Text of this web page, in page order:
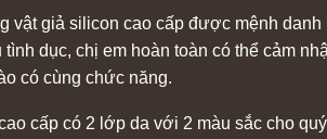
vật giả silicon cao cấp được mệnh
dục, chị em hoàn toàn có thể cảm
có cùng chức năng.
cấp có 2 lớp da với 2 màu sắc cho